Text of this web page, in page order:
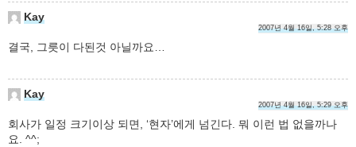
Kay
2007년 4월 16일, 5:28 오후
결국, 그릇이 다된것 아닐까요…
Kay
2007년 4월 16일, 5:29 오후
회사가 일정 크기이상 되면, ‘현자’에게 넘긴다. 뭐 이런 법 없을까나
요. ^^;